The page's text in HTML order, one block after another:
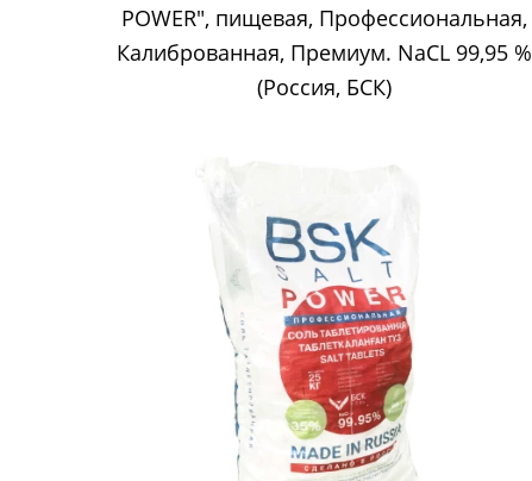
POWER", пищевая, Профессиональная,
Калиброванная, Премиум. NaCL 99,95 %
(Россия, БСК)